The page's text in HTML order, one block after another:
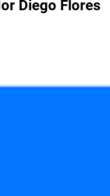
Diego Flores